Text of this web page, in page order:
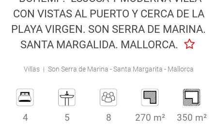
Engel & Völkers Holiday Villas
CON VISTAS AL PUERTO Y CERCA DE LA
PLAYA VIRGEN. SON SERRA DE MARINA.
SANTA MARGALIDA. MALLORCA.
Villas | Son Serra de Marina - Santa Margarita - Mallorca
4 5 8 270 m² 350 m²